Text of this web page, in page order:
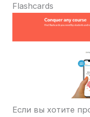
Flashcards
Если вы хотите